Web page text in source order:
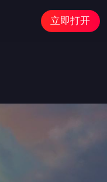
立即打开